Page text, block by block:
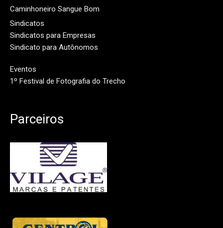
Caminhoneiro Sangue Bom
Sindicatos
Sindicatos para Empresas
Sindicato para Autônomos
Eventos
1º Festival de Fotografia do Trecho
Parceiros